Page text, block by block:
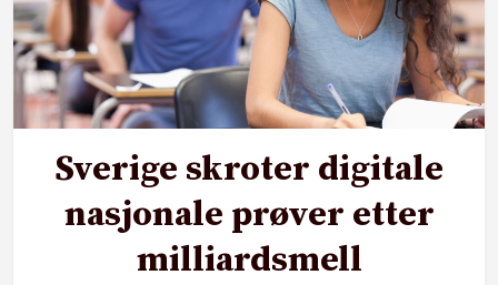
Sverige skroter digitale
nasjonale prøver etter
milliardsmell